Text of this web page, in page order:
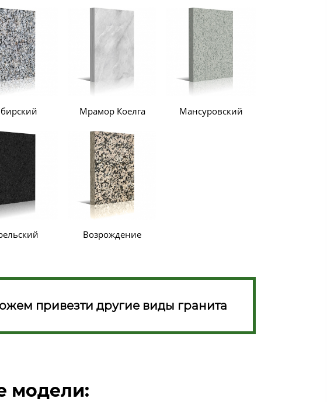
Мрамор Коелга Мансуровский
Возрождение
привезти другие виды гранита
модели: